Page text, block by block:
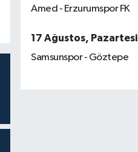
Amed - Erzurumspor FK
17 Ağustos, Pazartesi
Samsunspor - Göztepe